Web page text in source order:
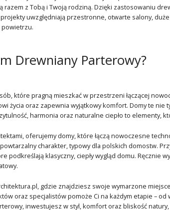
z Tobą i Twoją rodziną. Dzięki zastosowaniu
uwzględniają przestronne, otwarte salony,
powietrzu.
Drewniany Parterowy?
które pragną mieszkać w przestrzeni łączącej
życia oraz zapewnia wyjątkowy komfort. Domy te nie
harmonia oraz naturalne ciepło to elementy,
oferujemy domy, które łączą nowoczesne
charakter, typowy dla polskich domostw.
podkreślają klasyczny, ciepły wygląd domu. Ręcznie
gdzie znajdziesz swoje wymarzone
oraz specjalistów pomoże Ci na każdym etapie –
inwestujesz w styl, komfort oraz bliskość